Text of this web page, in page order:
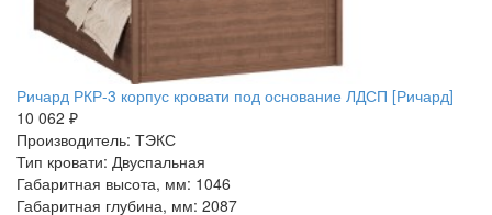
Ричард РКР-3 корпус кровати под основание ЛДСП [Ричард]
10 062 ₽
Производитель: ТЭКС
Тип кровати: Двуспальная
Габаритная высота, мм: 1046
Габаритная глубина, мм: 2087